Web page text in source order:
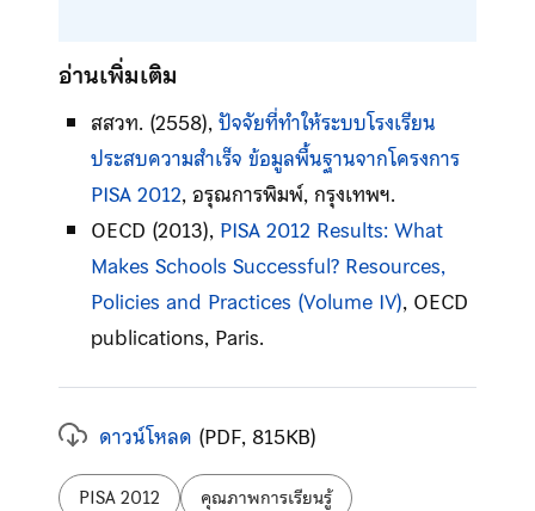
อ่านเพิ่มเติม
สสวท. (2558),ปัจจัยที่ทำให้ระบบโรงเรียน
ประสบความสำเร็จ ข้อมูลพื้นฐานจากโครงการ
PISA 2012, อรุณการพิมพ์, กรุงเทพฯ.
OECD (2013), PISA 2012 Results: What
Makes Schools Successful? Resources,
Policies and Practices (Volume IV), OECD
publications, Paris.
ดาวน์โหลด (PDF, 815KB)
ป้ายกำกับ:
PISA 2012 คุณภาพการเรียนรู้